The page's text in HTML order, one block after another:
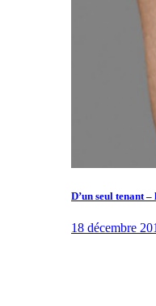
D’un seul tenant
18 décembre